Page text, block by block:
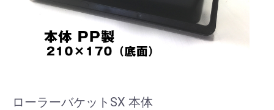
ローラーバケットSX 本体